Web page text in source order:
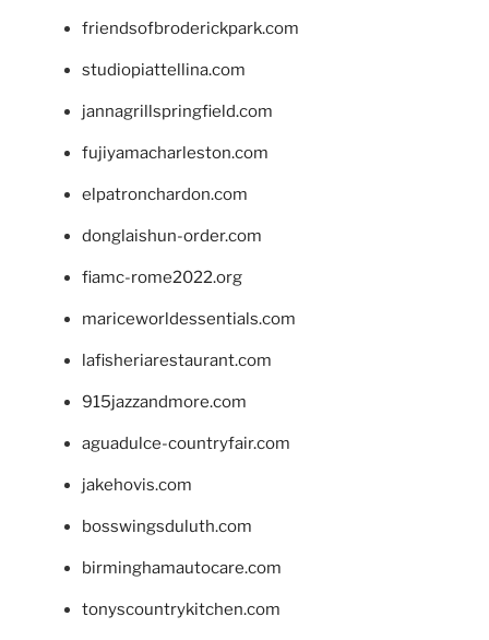
friendsofbroderickpark.com
studiopiattellina.com
jannagrillspringfield.com
fujiyamacharleston.com
elpatronchardon.com
donglaishun-order.com
fiamc-rome2022.org
mariceworldessentials.com
lafisheriarestaurant.com
915jazzandmore.com
aguadulce-countryfair.com
jakehovis.com
bosswingsduluth.com
birminghamautocare.com
tonyscountrykitchen.com